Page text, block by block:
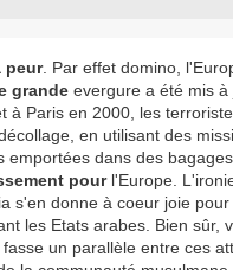
peur. Par effet domino,
grande evergure a été mis
à Paris en 2000, les
en utilisant des
emportées dans des bagages.
pourl'Europe.
s'en donne à coeur joie
les Etats arabes. Bien sûr,
un parallèle entre ces